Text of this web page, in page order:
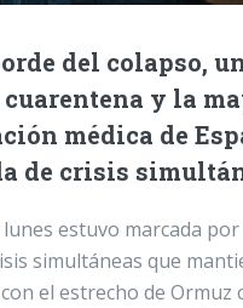
del colapso,
cuarentena y la
médica de
de crisis
estuvo marcada
simultáneas que
el estrecho de Ormuz